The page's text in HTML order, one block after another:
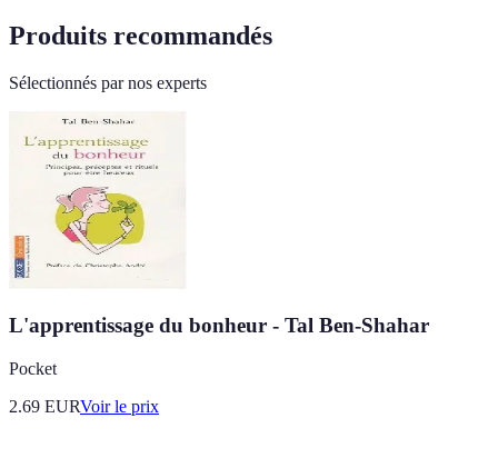
Produits recommandés
Sélectionnés par nos experts
L'apprentissage du bonheur - Tal Ben-Shahar
Pocket
2.69 EURVoir le prix